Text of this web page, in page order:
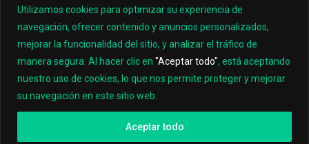
Utilizamos cookies para optimizar su experiencia de
navegación, ofrecer contenido y anuncios personalizados,
mejorar la funcionalidad del sitio, y analizar el tráfico de
manera segura. Al hacer clic en "Aceptar todo", está aceptando
nuestro uso de cookies, lo que nos permite proteger y mejorar
su navegación en este sitio web.
Aceptar todo
© 2022, Universidad Tecnológica de los Valles Centrales
de Oaxaca